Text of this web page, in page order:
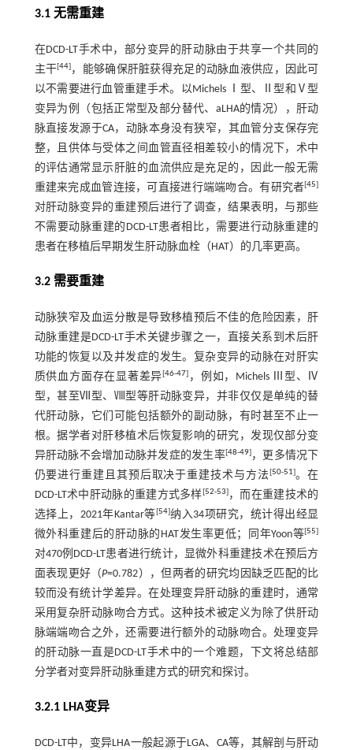
3.1 无需重建
在DCD-LT手术中，部分变异的肝动脉由于共享一个共同的
主干[44] ，能够确保肝脏获得充足的动脉血液供应，因此可
以不需要进行血管重建手术。以Michels Ⅰ型、Ⅱ型和Ⅴ型
变异为例（包括正常型及部分替代、aLHA的情况），肝动
脉直接发源于CA，动脉本身没有狭窄，其血管分支保存完
整，且供体与受体之间血管直径相差较小的情况下，术中
的评估通常显示肝脏的血流供应是充足的，因此一般无需
重建来完成血管连接，可直接进行端端吻合。有研究者[45]
对肝动脉变异的重建预后进行了调查，结果表明，与那些
不需要动脉重建的DCD-LT患者相比，需要进行动脉重建的
患者在移植后早期发生肝动脉血栓（HAT）的几率更高。
3.2 需要重建
动脉狭窄及血运分散是导致移植预后不佳的危险因素，肝
动脉重建是DCD-LT手术关键步骤之一，直接关系到术后肝
功能的恢复以及并发症的发生。复杂变异的动脉在对肝实
质供血方面存在显著差异[46-47] ，例如，Michels Ⅲ型、Ⅳ
型，甚至Ⅶ型、Ⅷ型等肝动脉变异，并非仅仅是单纯的替
代肝动脉，它们可能包括额外的副动脉，有时甚至不止一
根。据学者对肝移植术后恢复影响的研究，发现仅部分变
异肝动脉不会增加动脉并发症的发生率[48-49]，更多情况下
仍要进行重建且其预后取决于重建技术与方法[50-51]。在
DCD-LT术中肝动脉的重建方式多样[52-53]，而在重建技术的
选择上，2021年Kantar等[54]纳入34项研究，统计得出经显
微外科重建后的肝动脉的HAT发生率更低；同年Yoon等[55]
对470例DCD-LT患者进行统计，显微外科重建技术在预后方
面表现更好（P=0.782），但两者的研究均因缺乏匹配的比
较而没有统计学差异。在处理变异肝动脉的重建时，通常
采用复杂肝动脉吻合方式。这种技术被定义为除了供肝动
脉端端吻合之外，还需要进行额外的动脉吻合。处理变异
的肝动脉一直是DCD-LT手术中的一个难题，下文将总结部
分学者对变异肝动脉重建方式的研究和探讨。
3.2.1 LHA变异
DCD-LT中，变异LHA一般起源于LGA、CA等，其解剖与肝动